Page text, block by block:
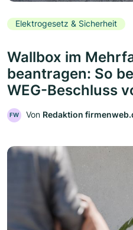
Elektrogesetz & Sicherheit
Wallbox im
beantragen: So
WEG-Beschluss
FW Von Redaktion